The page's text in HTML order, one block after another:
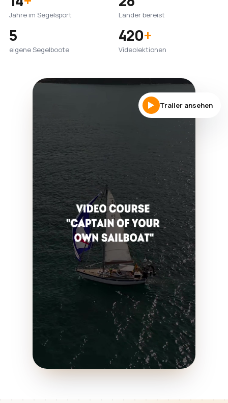
Jahre im Segelsport Länder bereist
5
eigene Segelboote
420+
Videolektionen
Trailer ansehen